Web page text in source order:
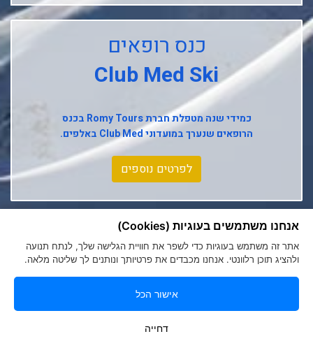
Club Med Les Arcs Panorama
Club Med L'alpe D'huez
Club Med La Rosiere
Club Med Tignes
Club Med Seychelles
כנס רופאים
Club Med Ski
כמידי שנה מטפלת חברתRomy Tours בכנס
הרופאים שנערך במועדוניClub Med באלפים.
לפרטים נוספים
אנחנו משתמשים בעוגיות (Cookies)
אתר זה משתמש בעוגיות כדי לשפר את חוויית הגלישה שלך, לנתח תנועה
ולהציג תוכן רלוונטי. אנחנו מכבדים את פרטיותך ונותנים לך שליטה מלאה.
אישור הכל
דחייה